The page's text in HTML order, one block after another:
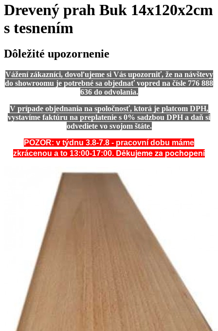
Drevený prah Buk 14x120x2cm
s tesnením
Dôležité upozornenie
Vážení zákazníci, dovoľujeme si Vás upozorniť, že na návštevy
do showroomu je potrebné sa objednať vopred na čísle 776 888
636 do odvolania.
V prípade objednania na spoločnosť, ktorá je platcom DPH,
vystavíme faktúru na preplatenie s 0% sadzbou DPH a daň si
odvediete vo svojom štáte.
POZOR: v týdnu 3.8-7.8 - pracovní dobu máme
zkrácenou a to 13:00-17:00. Děkujeme za pochopení